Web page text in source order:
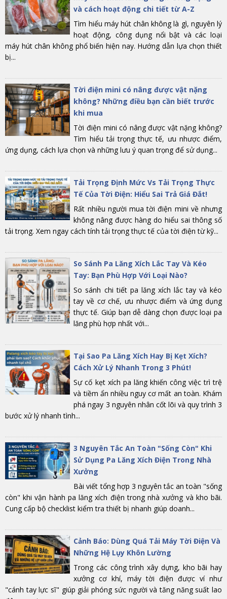
và cách hoạt động chi tiết từ A-Z
Tìm hiểu máy hút chân không là gì, nguyên lý
hoạt động, công dụng nổi bật và các loại
máy hút chân không phổ biến hiện nay. Hướng dẫn lựa chọn thiết
bị...
Tời điện mini có nâng được vật nặng
không? Những điều bạn cần biết trước
khi mua
Tời điện mini có nâng được vật nặng không?
Tìm hiểu tải trọng thực tế, ưu nhược điểm,
ứng dụng, cách lựa chọn và những lưu ý quan trọng để sử dụng...
Tải Trọng Định Mức Vs Tải Trọng Thực
Tế Của Tời Điện: Hiểu Sai Trả Giá Đắt!
Rất nhiều người mua tời điện mini về nhưng
không nâng được hàng do hiểu sai thông số
tải trọng. Xem ngay cách tính tải trọng thực tế của tời điện từ kỹ...
So Sánh Pa Lăng Xích Lắc Tay Và Kéo
Tay: Bạn Phù Hợp Với Loại Nào?
So sánh chi tiết pa lăng xích lắc tay và kéo
tay về cơ chế, ưu nhược điểm và ứng dụng
thực tế. Giúp bạn dễ dàng chọn được loại pa
lăng phù hợp nhất với...
Tại Sao Pa Lăng Xích Hay Bị Kẹt Xích?
Cách Xử Lý Nhanh Trong 3 Phút!
Sự cố kẹt xích pa lăng khiến công việc trì trệ
và tiềm ẩn nhiều nguy cơ mất an toàn. Khám
phá ngay 3 nguyên nhân cốt lõi và quy trình 3
bước xử lý nhanh tình...
3 Nguyên Tắc An Toàn "Sống Còn" Khi
Sử Dụng Pa Lăng Xích Điện Trong Nhà
Xưởng
Bài viết tổng hợp 3 nguyên tắc an toàn "sống
còn" khi vận hành pa lăng xích điện trong nhà xưởng và kho bãi.
Cung cấp bộ checklist kiểm tra thiết bị nhanh giúp doanh...
Cảnh Báo: Dùng Quá Tải Máy Tời Điện Và
Những Hệ Lụy Khôn Lường
Trong các công trình xây dựng, kho bãi hay
xưởng cơ khí, máy tời điện được ví như
"cánh tay lực sĩ" giúp giải phóng sức người và tăng năng suất lao